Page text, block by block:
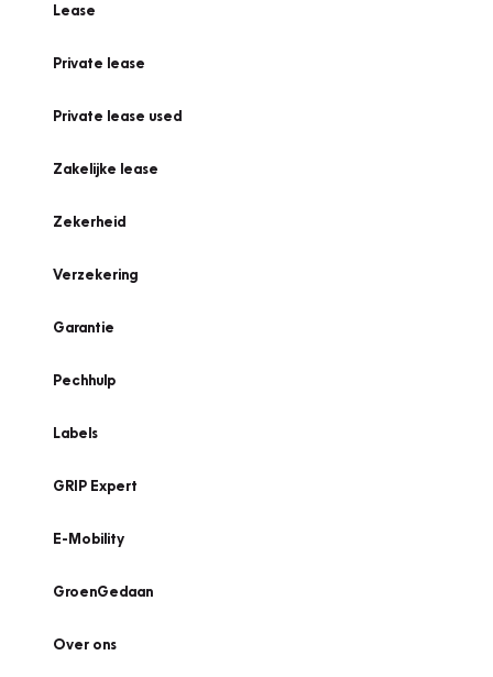
Lease
Private lease
Private lease used
Zakelijke lease
Zekerheid
Verzekering
Garantie
Pechhulp
Labels
GRIP Expert
E-Mobility
GroenGedaan
Over ons